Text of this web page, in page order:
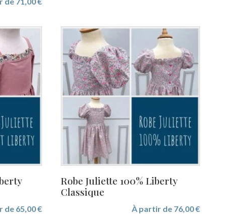
de 65,00€
Robe Juliette 100% Liberty
Classique
À partir de 76,00€